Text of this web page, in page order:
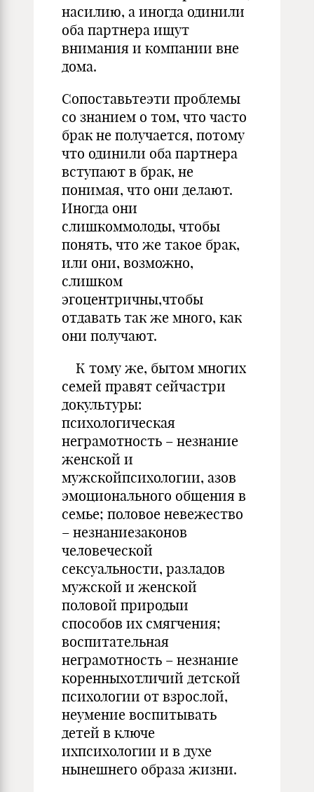
насилию, а иногда одинили
оба партнера ищут
внимания и компании вне
дома.
Сопоставьтеэти проблемы
со знанием о том, что часто
брак не получается, потому
что одинили оба партнера
вступают в брак, не
понимая, что они делают.
Иногда они
слишкоммолоды, чтобы
понять, что же такое брак,
или они, возможно,
слишком
эгоцентричны,чтобы
отдавать так же много, как
они получают.
К тому же, бытом многих
семей правят сейчастри
докультуры:
психологическая
неграмотность – незнание
женской и
мужскойпсихологии, азов
эмоционального общения в
семье; половое невежество
– незнаниезаконов
человеческой
сексуальности, разладов
мужской и женской
половой природыи
способов их смягчения;
воспитательная
неграмотность – незнание
коренныхотличий детской
психологии от взрослой,
неумение воспитывать
детей в ключе
ихпсихологии и в духе
нынешнего образа жизни.